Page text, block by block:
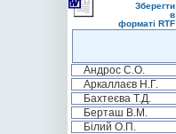
Зберегти
в
форматі RTF
Андрос С.О.
Аркаллаєв Н.Г.
Бахтеєва Т.Д.
Берташ В.М.
Білий О.П.